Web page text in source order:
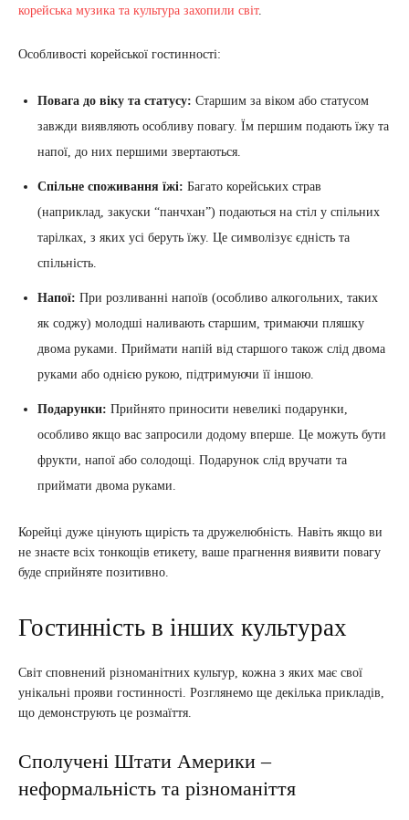
корейська музика та культура захопили світ.
Особливості корейської гостинності:
Повага до віку та статусу: Старшим за віком або статусом
завжди виявляють особливу повагу. Їм першим подають їжу та
напої, до них першими звертаються.
Спільне споживання їжі: Багато корейських страв
(наприклад, закуски “панчхан”) подаються на стіл у спільних
тарілках, з яких усі беруть їжу. Це символізує єдність та
спільність.
Напої: При розливанні напоїв (особливо алкогольних, таких
як соджу) молодші наливають старшим, тримаючи пляшку
двома руками. Приймати напій від старшого також слід двома
руками або однією рукою, підтримуючи її іншою.
Подарунки: Прийнято приносити невеликі подарунки,
особливо якщо вас запросили додому вперше. Це можуть бути
фрукти, напої або солодощі. Подарунок слід вручати та
приймати двома руками.
Корейці дуже цінують щирість та дружелюбність. Навіть якщо ви
не знаєте всіх тонкощів етикету, ваше прагнення виявити повагу
буде сприйняте позитивно.
Гостинність в інших культурах
Світ сповнений різноманітних культур, кожна з яких має свої
унікальні прояви гостинності. Розглянемо ще декілька прикладів,
що демонструють це розмаїття.
Сполучені Штати Америки –
неформальність та різноманіття